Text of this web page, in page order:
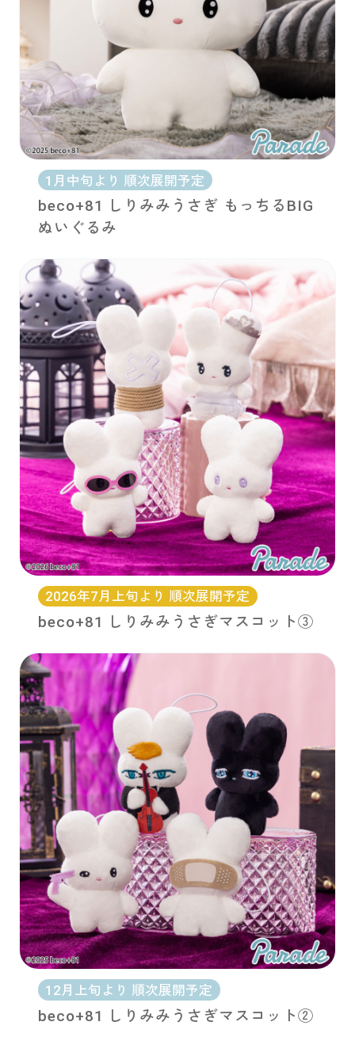
1月中旬より 順次展開予定
beco+81 しりみみうさぎ もっちるBIG
ぬいぐるみ
2026年7月上旬より 順次展開予定
beco+81 しりみみうさぎマスコット③
12月上旬より 順次展開予定
beco+81 しりみみうさぎマスコット②